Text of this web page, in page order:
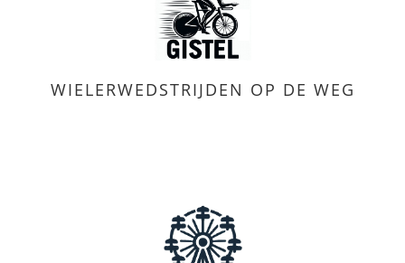
WIELERWEDSTRIJDEN OP DE WEG